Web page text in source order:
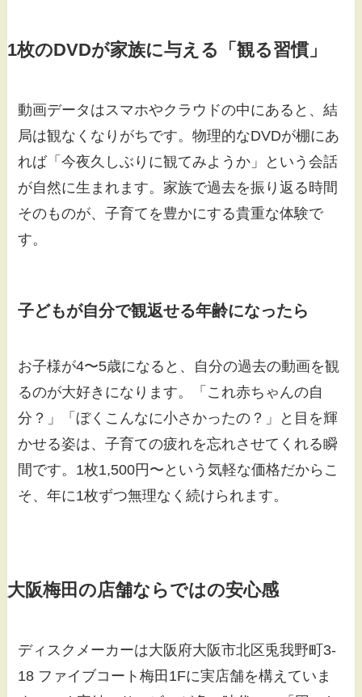
1枚のDVDが家族に与える「観る習慣」
動画データはスマホやクラウドの中にあると、結
局は観なくなりがちです。物理的なDVDが棚にあ
れば「今夜久しぶりに観てみようか」という会話
が自然に生まれます。家族で過去を振り返る時間
そのものが、子育てを豊かにする貴重な体験で
す。
子どもが自分で観返せる年齢になったら
お子様が4〜5歳になると、自分の過去の動画を観
るのが大好きになります。「これ赤ちゃんの自
分？」「ぼくこんなに小さかったの？」と目を輝
かせる姿は、子育ての疲れを忘れさせてくれる瞬
間です。1枚1,500円〜という気軽な価格だからこ
そ、年に1枚ずつ無理なく続けられます。
大阪梅田の店舗ならではの安心感
ディスクメーカーは大阪府大阪市北区兎我野町3-
18 ファイブコート梅田1Fに実店舗を構えていま